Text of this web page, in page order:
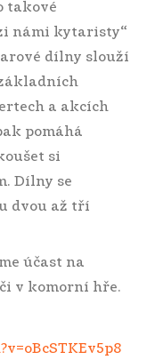
takové
námi kytaristy“
dílny slouží
a akcích
pomáhá
si
Dílny se
dvou až tří
účast na
v komorní hře.